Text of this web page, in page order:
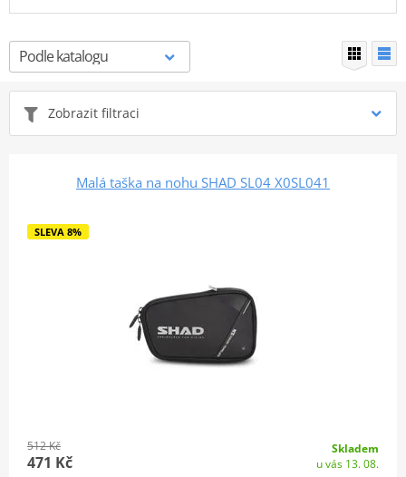
Zobrazit filtraci
Malá taška na nohu SHAD SL04 X0SL041
SLEVA 8%
512 Kč
471 Kč
Skladem
u vás 13. 08.